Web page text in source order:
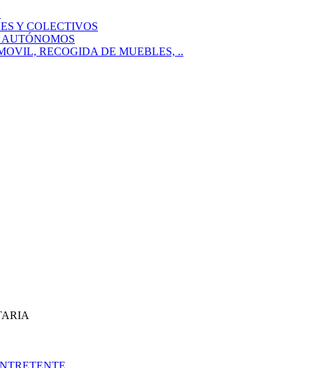
Y COLECTIVOS
RECOGIDA DE MUEBLES, ..